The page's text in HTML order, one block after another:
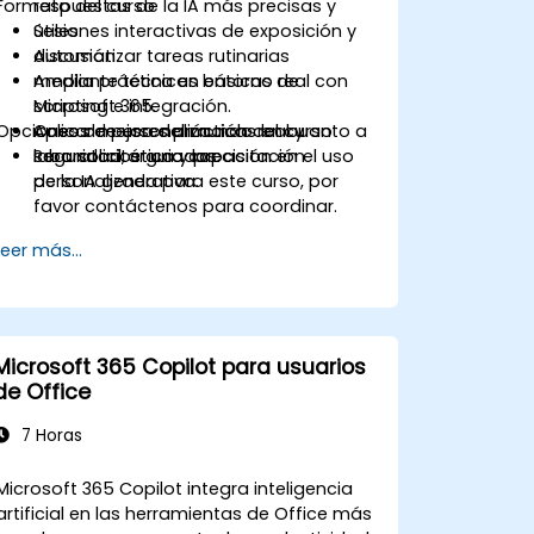
respuestas de la IA más precisas y
útiles.
Automatizar tareas rutinarias
mediante técnicas básicas de
scripting e integración.
Aplicar mejores prácticas en cuanto a
seguridad, ética y precisión en el uso
de la IA generativa.
del curso
Sesiones interactivas de exposición y
discusión.
Amplia práctica en entorno real con
Microsoft 365.
Casos de uso del mundo real y
laboratorios guiados.
de personalización del curso
Para solicitar una capacitación
personalizada para este curso, por
favor contáctenos para coordinar.
más...
365 Copilot para usuarios
Office
7 Horas
365 Copilot integra inteligencia
en las herramientas de Office más